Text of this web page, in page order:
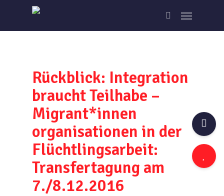
main
search
Menu
Rückblick: Integration
braucht Teilhabe –
Migrant*innen
organisationen in der
Flüchtlingsarbeit:
Transfertagung am
7./8.12.2016